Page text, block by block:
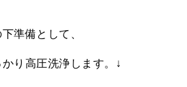
準備として、
り高圧洗浄します。↓